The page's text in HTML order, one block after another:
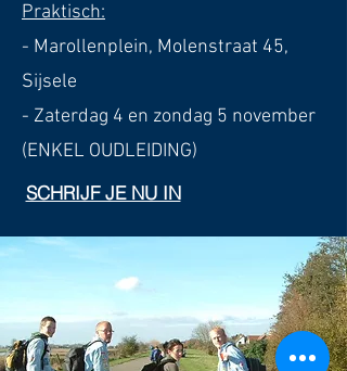
Praktisch:
- Marollenplein, Molenstraat 45,
Sijsele
- Zaterdag 4 en zondag 5 november
(ENKEL OUDLEIDING)
SCHRIJF JE NU IN